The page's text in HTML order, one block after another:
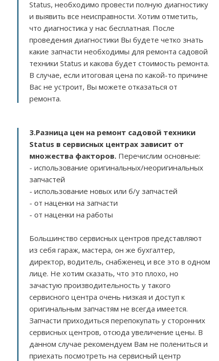
Status, необходимо провести полную диагностику
и выявить все неисправности. Хотим отметить,
что диагностика у нас бесплатная. После
проведения диагностики Вы будете четко знать
какие запчасти необходимы для ремонта садовой
техники Status и какова будет стоимость ремонта.
В случае, если итоговая цена по какой-то причине
Вас не устроит, Вы можете отказаться от
ремонта.
3.Разница цен на ремонт садовой техники
Status в сервисных центрах зависит от
множества факторов. Перечислим основные:
- использование оригинальных/неоригинальных
запчастей
- использование новых или б/у запчастей
- от наценки на запчасти
- от наценки на работы
Большинство сервисных центров представляют
из себя гараж, мастера, он же бухгалтер,
директор, водитель, снабженец и все это в одном
лице. Не хотим сказать, что это плохо, но
зачастую производительность у такого
сервисного центра очень низкая и доступ к
оригинальным запчастям не всегда имеется.
Запчасти приходиться перепокупать у сторонних
сервисных центров, отсюда увеличение цены. В
данном случае рекомендуем Вам не полениться и
приехать посмотреть на сервисный центр